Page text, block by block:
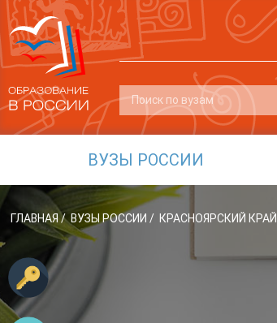
ВУЗЫ РОССИИ
ГЛАВНАЯ / ВУЗЫ РОССИИ / КРАСНОЯРСКИЙ КРАЙ